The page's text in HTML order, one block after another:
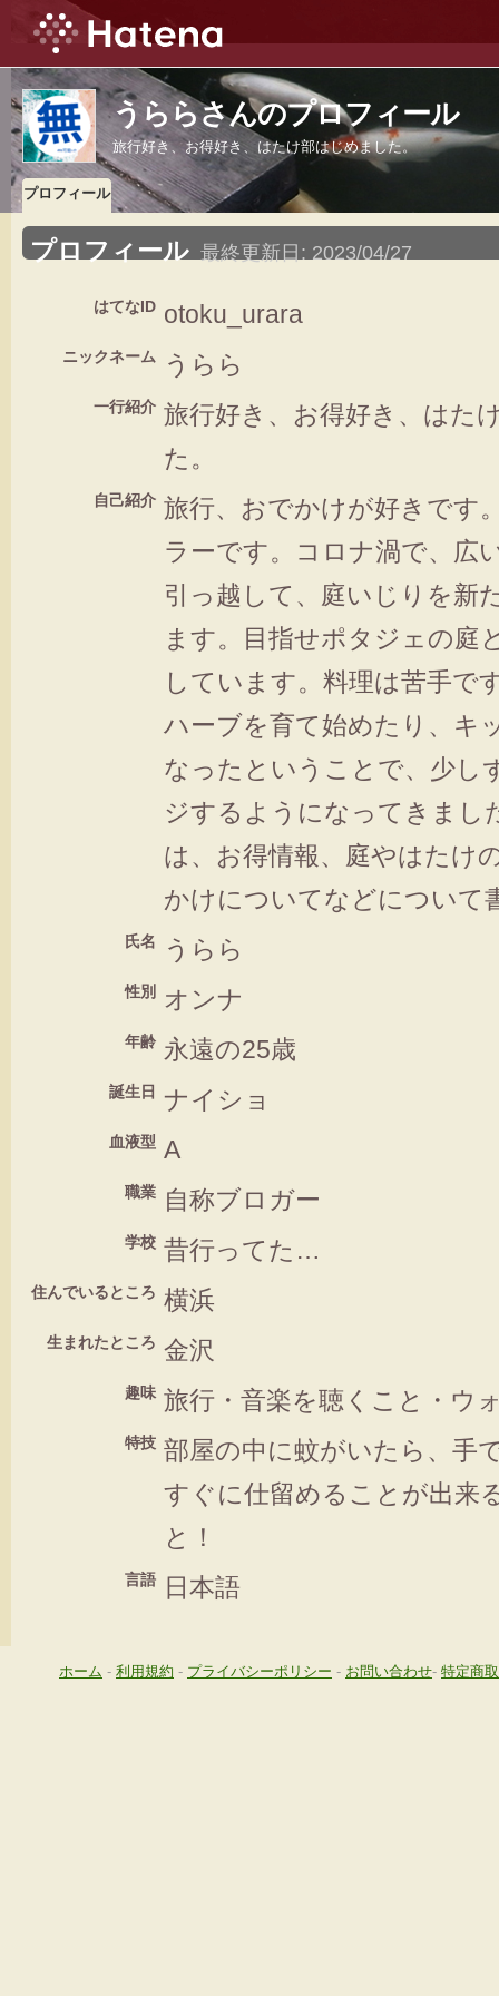
うららさんのプロフィール
旅行好き、お得好き、はたけ部はじめました。
プロフィール
プロフィール 最終更新日: 2023/04/27
はてなID otoku_urara
ニックネーム うらら
一行紹介 旅行好き、お得好き、はた
た。
自己紹介 旅行、おでかけが好きです
ラーです。コロナ渦で、広
引っ越して、庭いじりを新
ます。目指せポタジェの庭
しています。料理は苦手で
ハーブを育て始めたり、キ
なったということで、少し
ジするようになってきまし
は、お得情報、庭やはたけ
かけについてなどについて
氏名 うらら
性別 オンナ
年齢 永遠の25歳
誕生日 ナイショ
血液型 A
職業 自称ブロガー
学校 昔行ってた…
住んでいるところ 横浜
生まれたところ 金沢
趣味 旅行・音楽を聴くこと・ウ
特技 部屋の中に蚊がいたら、手
すぐに仕留めることが出来
と！
言語 日本語
ホーム - 利用規約 - プライバシーポリシー - お問い合わせ- 特定商